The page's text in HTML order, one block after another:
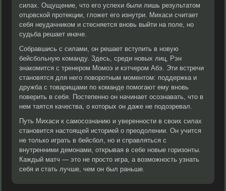
силах. Ощущение, что его успехи были лишь результатом
отцовской протекции, гложет его изнутри. Михаси считает
себя неудачником и стесняется вновь выйти на поле, но
судьба решает иначе.
Собравшись с силами, он решает вступить в новую
бейсбольную команду. Здесь, среди новых лиц, Рэн
знакомится с тренером Момоэ и кэтчером Абэ. Эти встречи
становятся для него поворотным моментом: поддержка и
дружба с товарищами по команде помогают ему вновь
поверить в себя. Постепенно он начинает осознавать, что в
нем таятся качества, о которых он даже не подозревал.
Путь Михаси к самосознанию и уверенности в своих силах
становится настоящей историей о преодолении. Он учится
не только играть в бейсбол, но и справляться с
внутренними демонами, открывая в себе новые горизонты.
Каждый матч — это не просто игра, а возможность узнать
себя и стать лучше, чем он был раньше.